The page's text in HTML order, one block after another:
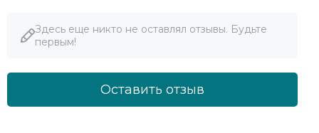
Здесь еще никто не оставлял отзывы. Будьте
первым!
Оставить отзыв